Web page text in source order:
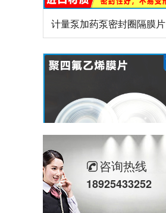
计量泵加药泵密封圈隔膜片
米顿罗计量泵配件膜片
咨询热线
18925433252